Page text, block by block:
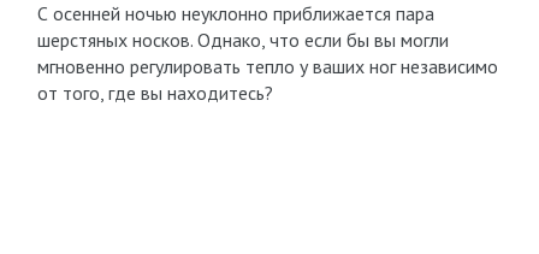
С осенней ночью неуклонно приближается пара
шерстяных носков. Однако, что если бы вы могли
мгновенно регулировать тепло у ваших ног независимо
от того, где вы находитесь?